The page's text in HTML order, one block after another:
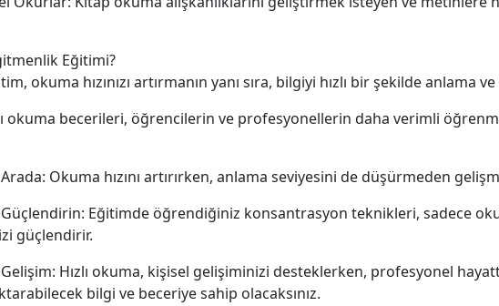
Eğitimi?
okuma hızınızı artırmanın yanı sıra, bilgiyi hızlı bir şekilde anlama
okuma becerileri, öğrencilerin ve profesyonellerin daha verimli
Okuma hızını artırırken, anlama seviyesini de düşürmeden
Eğitimde öğrendiğiniz konsantrasyon teknikleri, sadece
güçlendirir.
Hızlı okuma, kişisel gelişiminizi desteklerken, profesyonel
bilgi ve beceriye sahip olacaksınız.